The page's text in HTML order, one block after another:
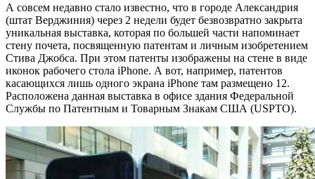
А совсем недавно стало известно, что в городе Александрия
(штат Верджиния) через 2 недели будет безвозвратно закрыта
уникальная выставка, которая по большей части напоминает
стену почета, посвященную патентам и личным изобретением
Стива Джобса. При этом патенты изображены на стене в виде
иконок рабочего стола iPhone. А вот, например, патентов
касающихся лишь одного экрана iPhone там размещено 12.
Расположена данная выставка в офисе здания Федеральной
Службы по Патентным и Товарным Знакам США (USPTO).